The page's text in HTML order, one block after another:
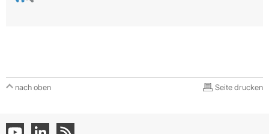
nach oben Seite drucken